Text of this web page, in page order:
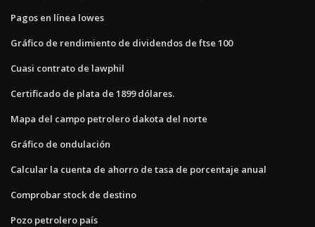
Pagos en línea lowes
Gráfico de rendimiento de dividendos de ftse 100
Cuasi contrato de lawphil
Certificado de plata de 1899 dólares.
Mapa del campo petrolero dakota del norte
Gráfico de ondulación
Calcular la cuenta de ahorro de tasa de porcentaje anual
Comprobar stock de destino
Pozo petrolero país